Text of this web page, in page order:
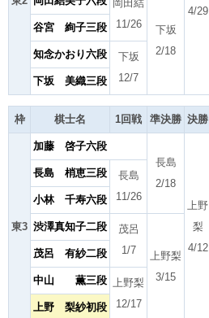
4/29
岡田結
11/26
下坂
2/18
谷宮 絢子三段
知念かおり六段
下坂
12/7
下坂 美織三段
枠 棋士名 1回戦 準決勝 決勝
東3
加藤 啓子六段
長島
2/18
上野
梨
4/12
長島 梢恵三段
長島
11/26
小林 千寿六段
渋澤真知子二段
茂呂
1/7
上野梨
3/15
茂呂 有紗二段
中山 薫三段
上野梨
12/17
上野 梨紗初段